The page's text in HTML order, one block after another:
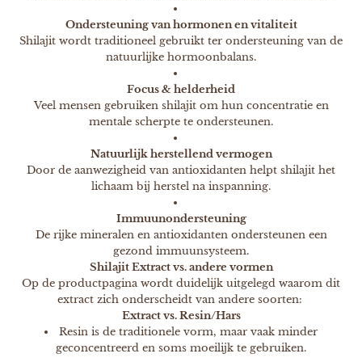
Ondersteuning van hormonen en vitaliteit
Shilajit wordt traditioneel gebruikt ter ondersteuning van de
natuurlijke hormoonbalans.
Focus & helderheid
Veel mensen gebruiken shilajit om hun concentratie en
mentale scherpte te ondersteunen.
Natuurlijk herstellend vermogen
Door de aanwezigheid van antioxidanten helpt shilajit het
lichaam bij herstel na inspanning.
Immuunondersteuning
De rijke mineralen en antioxidanten ondersteunen een
gezond immuunsysteem.
Shilajit Extract vs. andere vormen
Op de productpagina wordt duidelijk uitgelegd waarom dit
extract zich onderscheidt van andere soorten:
Extract vs. Resin/Hars
Resin is de traditionele vorm, maar vaak minder
geconcentreerd en soms moeilijk te gebruiken.